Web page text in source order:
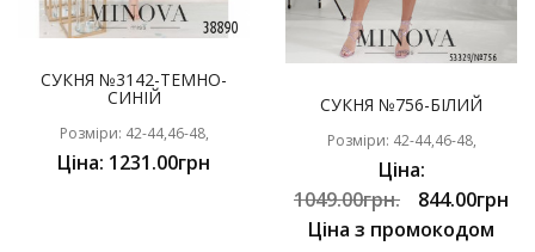
СУКНЯ №3142-ТЕМНО-
СИНІЙ
Розміри: 42-44,46-48,
Ціна: 1231.00грн
СУКНЯ №756-БІЛИЙ
Розміри: 42-44,46-48,
Ціна:
1049.00грн.
844.00грн
Ціна з промокодом